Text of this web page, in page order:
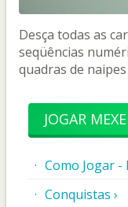
JOGAR
Idioma do
Desça todas as
seqüências
quadras de
JOGAR
Como Jogar -
Conquistas ›